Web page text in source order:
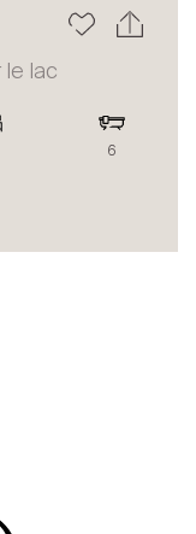
le lac
6